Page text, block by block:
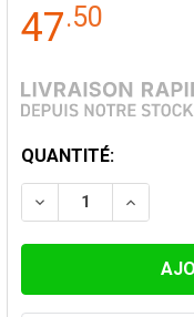
47.50
STOCK
ACTUEL:
QUANTITÉ:
DIMINUER LA